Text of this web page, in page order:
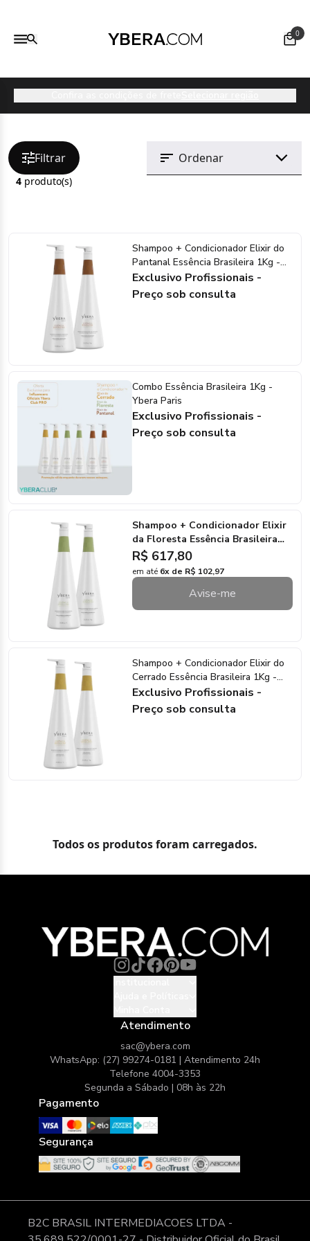
0
Filtrar
4 produto(s)
Shampoo + Condicionador Elixir do
Pantanal Essência Brasileira 1Kg -
Ybera Paris
Exclusivo Profissionais -
Preço sob consulta
Combo Essência Brasileira 1Kg -
Ybera Paris
Exclusivo Profissionais -
Preço sob consulta
Shampoo + Condicionador Elixir
da Floresta Essência Brasileira
1Kg - Ybera Paris
R$ 617,80
em até 6x de R$ 102,97
Avise-me
Shampoo + Condicionador Elixir do
Cerrado Essência Brasileira 1Kg -
Ybera Paris
Exclusivo Profissionais -
Preço sob consulta
Todos os produtos foram carregados.
Atendimento
sac@ybera.com
WhatsApp: (27) 99274-0181 | Atendimento 24h
Telefone 4004-3353
Segunda a Sábado | 08h às 22h
Pagamento
Segurança
B2C BRASIL INTERMEDIACOES LTDA -